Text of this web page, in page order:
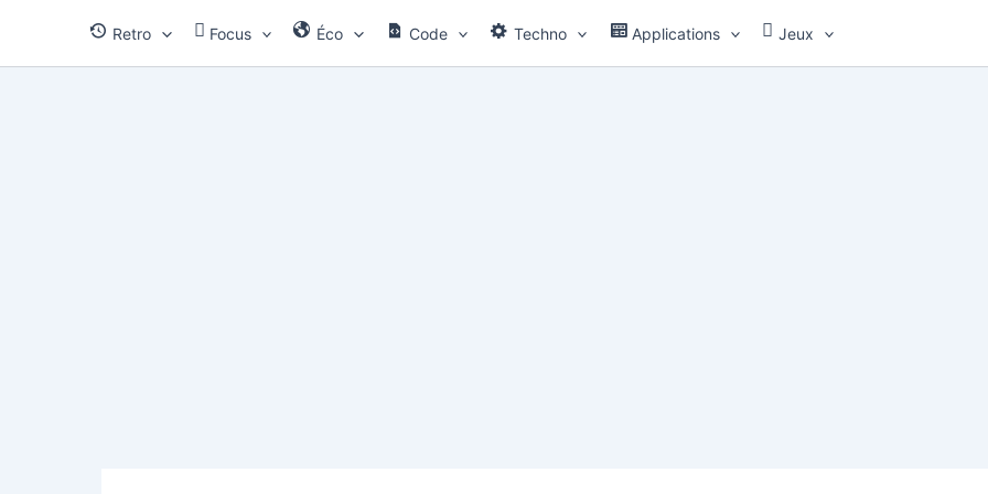
contenu
Retro Focus Éco Code Techno Applications Jeux